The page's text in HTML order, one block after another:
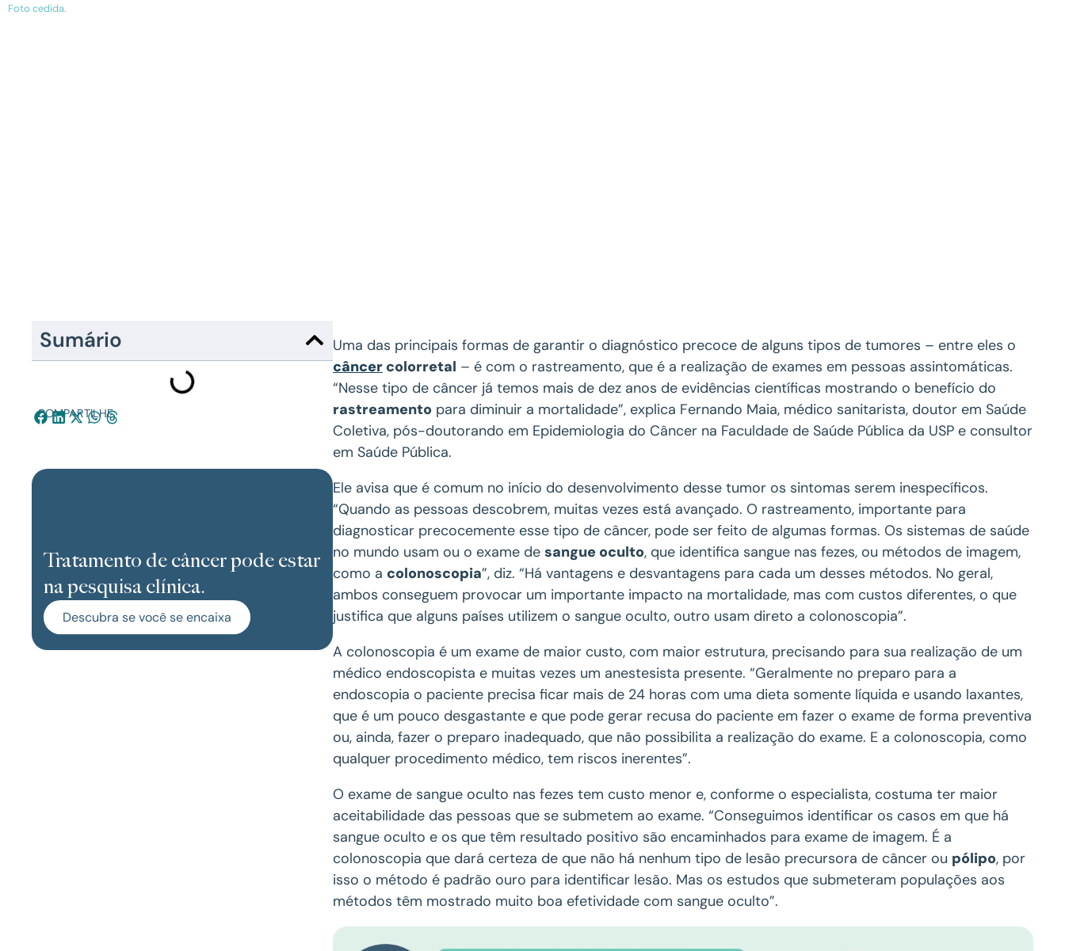
Foto cedida.
Sumário
COMPARTILHE:
Tratamento de câncer pode estar
na pesquisa clínica.
Descubra se você se encaixa
Uma das principais formas de garantir o diagnóstico precoce de alguns tipos de tumores – entre eles o
câncer colorretal – é com o rastreamento, que é a realização de exames em pessoas assintomáticas.
“Nesse tipo de câncer já temos mais de dez anos de evidências científicas mostrando o benefício do
rastreamento para diminuir a mortalidade”, explica Fernando Maia, médico sanitarista, doutor em Saúde
Coletiva, pós-doutorando em Epidemiologia do Câncer na Faculdade de Saúde Pública da USP e consultor
em Saúde Pública.
Ele avisa que é comum no início do desenvolvimento desse tumor os sintomas serem inespecíficos.
“Quando as pessoas descobrem, muitas vezes está avançado. O rastreamento, importante para
diagnosticar precocemente esse tipo de câncer, pode ser feito de algumas formas. Os sistemas de saúde
no mundo usam ou o exame desangue oculto, que identifica sangue nas fezes, ou métodos de imagem,
como a colonoscopia”, diz. “Há vantagens e desvantagens para cada um desses métodos. No geral,
ambos conseguem provocar um importante impacto na mortalidade, mas com custos diferentes, o que
justifica que alguns países utilizem o sangue oculto, outro usam direto a colonoscopia”.
A colonoscopia é um exame de maior custo, com maior estrutura, precisando para sua realização de um
médico endoscopista e muitas vezes um anestesista presente. “Geralmente no preparo para a
endoscopia o paciente precisa ficar mais de 24 horas com uma dieta somente líquida e usando laxantes,
que é um pouco desgastante e que pode gerar recusa do paciente em fazer o exame de forma preventiva
ou, ainda, fazer o preparo inadequado, que não possibilita a realização do exame. E a colonoscopia, como
qualquer procedimento médico, tem riscos inerentes”.
O exame de sangue oculto nas fezes tem custo menor e, conforme o especialista, costuma ter maior
aceitabilidade das pessoas que se submetem ao exame. “Conseguimos identificar os casos em que há
sangue oculto e os que têm resultado positivo são encaminhados para exame de imagem. É a
colonoscopia que dará certeza de que não há nenhum tipo de lesão precursora de câncer ou pólipo, por
isso o método é padrão ouro para identificar lesão. Mas os estudos que submeteram populações aos
métodos têm mostrado muito boa efetividade com sangue oculto”.